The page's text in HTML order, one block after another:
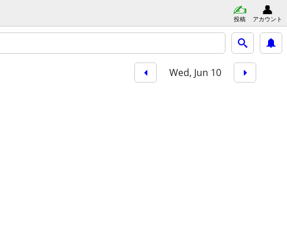
投稿 アカウント
Wed, Jun 10